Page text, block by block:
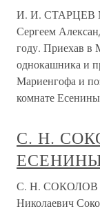
И. И.
Сергеем
году. Приехав в
однокашника и
Мариенгофа и
комнате
С. Н.
С. Н. СОКОЛОВ
Николаевич